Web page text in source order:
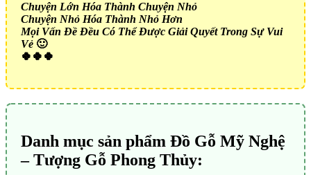
Chuyện Lớn Hóa Thành Chuyện Nhỏ
Chuyện Nhỏ Hóa Thành Nhỏ Hơn
Mọi Vấn Đề Đều Có Thể Được Giải Quyết Trong Sự Vui
Vẻ 🙂
🍀🍀🍀
Danh mục sản phẩm Đồ Gỗ Mỹ Nghệ
– Tượng Gỗ Phong Thủy: